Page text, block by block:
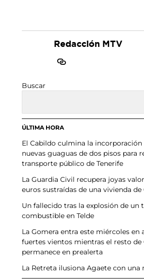
Redacción MTV
Buscar
ÚLTIMA HORA
El Cabildo culmina la incorporación
nuevas guaguas de dos pisos para
transporte público de Tenerife
La Guardia Civil recupera joyas
euros sustraídas de una vivienda de
Un fallecido tras la explosión de un
combustible en Telde
La Gomera entra este miércoles en
fuertes vientos mientras el resto de
permanece en prealerta
La Retreta ilusiona Agaete con una